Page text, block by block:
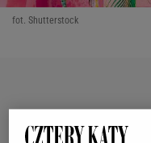
fot. Shutterstock